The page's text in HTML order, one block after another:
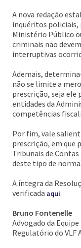
A nova redação
inquéritos policiais,
Ministério Público
criminais não
interruptivas
Ademais,
não se limite a
prescrição, seja ele
entidades da
competências
Por fim, vale
prescrição, em que
Tribunais de
deste tipo de
A íntegra da
verificada aqui.
Bruno Fontenelle
Advogado da
Regulatório do VLF